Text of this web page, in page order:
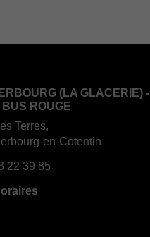
(LA GLACERIE) -
ROUGE
Terres,
en-Cotentin
22 39 85